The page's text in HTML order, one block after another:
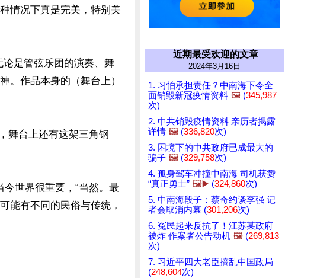
情况下真是完美，特别美
是管弦乐团的演奏、舞
。作品本身的（舞台上）
舞台上还有这架三角钢
世界很重要，“当然。最
能有不同的民俗与传统，
近期最受欢迎的文章
2024年3月16日
1. 习怕承担责任？中南海下令全
面销毁新冠疫情资料 🖼️ (345,987
次)
2. 中共销毁疫情资料 亲历者揭露
详情 🖼️ (336,820次)
3. 困境下的中共政府已成最大的
骗子 🖼️ (329,758次)
4. 孤身驾车冲撞中南海 司机获赞
“真正勇士” 🖼️▶️ (324,860次)
5. 中南海段子：蔡奇约谈李强 记
者会取消内幕 (301,206次)
6. 冤民起来反抗了！江苏某政府
被炸 作案者公告动机 🖼️ (269,813
次)
7. 习近平四大老臣搞乱中国政局
(248,604次)